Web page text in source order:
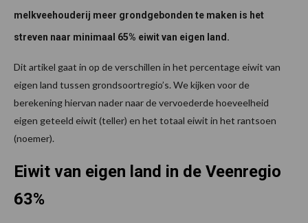
melkveehouderij meer grondgebonden te maken is het
streven naar minimaal 65% eiwit van eigen land.
Dit artikel gaat in op de verschillen in het percentage eiwit van
eigen land tussen grondsoortregio’s. We kijken voor de
berekening hiervan nader naar de vervoederde hoeveelheid
eigen geteeld eiwit (teller) en het totaal eiwit in het rantsoen
(noemer).
Eiwit van eigen land in de Veenregio
63%